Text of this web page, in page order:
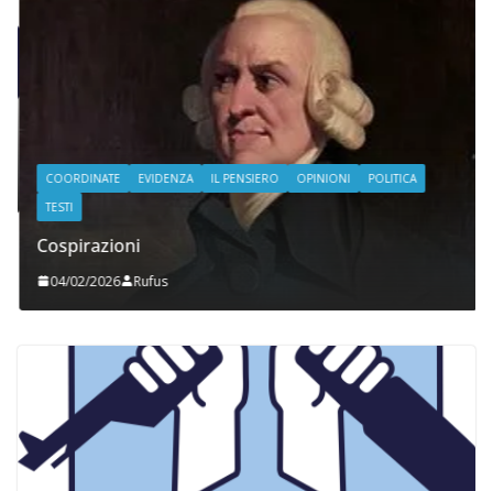
COORDINATE EVIDENZA IL PENSIERO OPINIONI
POLITICA
TESTI
Cospirazioni
04/02/2026 Rufus